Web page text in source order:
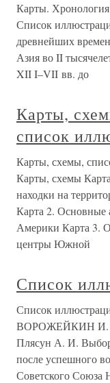
Карты.
Список
древнейших
Азия во II
XII I–VII вв. до
Карты,
список
Карты, схемы,
Карты, схемы
находки на
Карта 2. Основные
Америки Карта 3.
центры Южной
Список
Список
ВОРОЖЕЙКИН И.
Плясун А. И.
после успешного
Советского